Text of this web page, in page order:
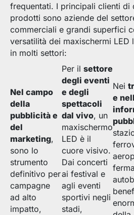
frequentati. I principali clienti di
prodotti sono aziende del
commerciali e grandi superfici
versatilità dei maxischermi LED
in molti settori:
Nel campo
della
pubblicità e
del
marketing,
sono lo
strumento
definitivo per
campagne
ad alto
impatto,
Per ilsettore
degli eventi
e degli
spettacoli
dal vivo, un
maxischermo
LED è il
cuore visivo.
Dai concerti
ai festival e
agli eventi
sportivi negli
stadi,
Nei
e